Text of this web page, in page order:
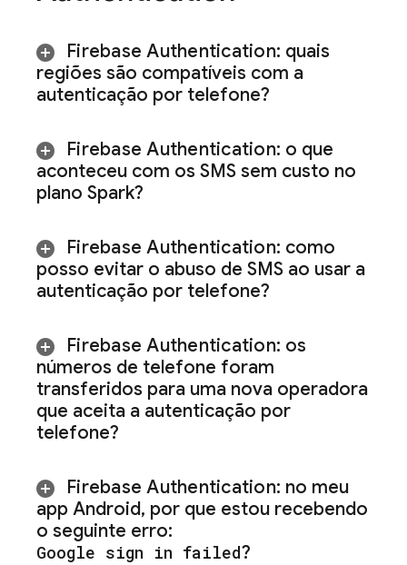
Firebase Authentication: quais
regiões são compatíveis com a
autenticação por telefone?
Firebase Authentication: o que
aconteceu com os SMS sem custo no
plano Spark?
Firebase Authentication: como
posso evitar o abuso de SMS ao usar a
autenticação por telefone?
Firebase Authentication: os
números de telefone foram
transferidos para uma nova operadora
que aceita a autenticação por
telefone?
Firebase Authentication: no meu
app Android, por que estou recebendo
o seguinte erro:
Google sign in failed?